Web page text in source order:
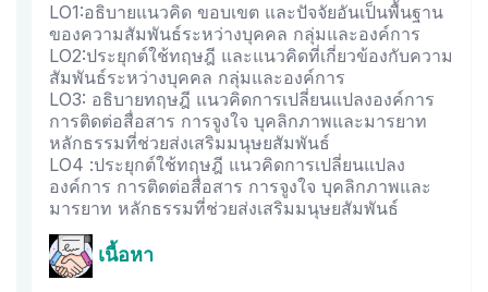
LO1:อธิบายแนวคิด ขอบเขต และปัจจัยอันเป็นพื้นฐาน
ของความสัมพันธ์ระหว่างบุคคล กลุ่มและองค์การ
LO2:ประยุกต์ใช้ทฤษฎี และแนวคิดที่เกี่ยวข้องกับความ
สัมพันธ์ระหว่างบุคคล กลุ่มและองค์การ
LO3: อธิบายทฤษฎี แนวคิดการเปลี่ยนแปลงองค์การ
การติดต่อสื่อสาร การจูงใจ บุคลิกภาพและมารยาท
หลักธรรมที่ช่วยส่งเสริมมนุษยสัมพันธ์
LO4 :ประยุกต์ใช้ทฤษฎี แนวคิดการเปลี่ยนแปลง
องค์การ การติดต่อสื่อสาร การจูงใจ บุคลิกภาพและ
มารยาท หลักธรรมที่ช่วยส่งเสริมมนุษยสัมพันธ์
เนื้อหา